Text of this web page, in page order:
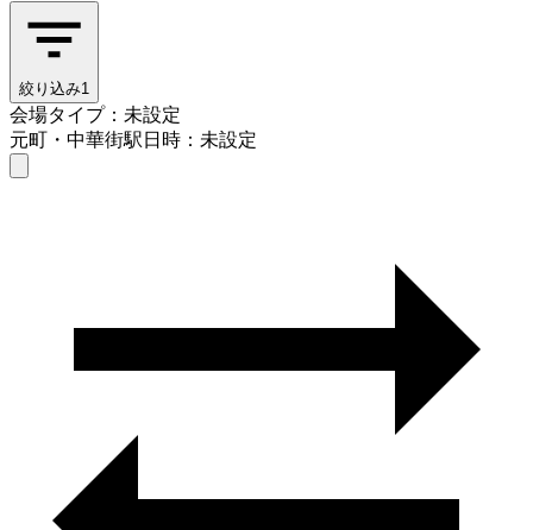
絞り込み1
会場タイプ：未設定
元町・中華街駅日時：未設定